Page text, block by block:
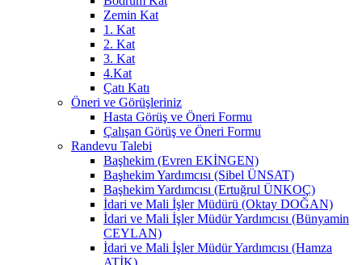
Zemin Kat
1. Kat
2. Kat
3. Kat
4.Kat
Çatı Katı
Öneri ve Görüşleriniz
Hasta Görüş ve Öneri Formu
Çalışan Görüş ve Öneri Formu
Randevu Talebi
Başhekim (Evren EKİNGEN)
Başhekim Yardımcısı (Sibel ÜNSAT)
Başhekim Yardımcısı (Ertuğrul ÜNKOÇ)
İdari ve Mali İşler Müdürü (Oktay DOĞAN)
İdari ve Mali İşler Müdür Yardımcısı (Bünyamin
CEYLAN)
İdari ve Mali İşler Müdür Yardımcısı (Hamza
ATİK)